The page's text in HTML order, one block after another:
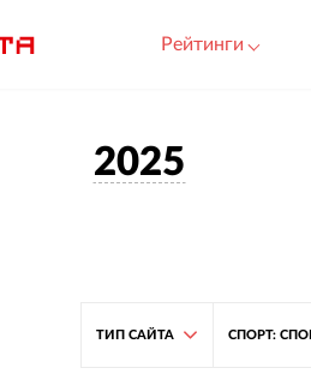
Рейтинги
2025
ТИП САЙТА СПОРТ: